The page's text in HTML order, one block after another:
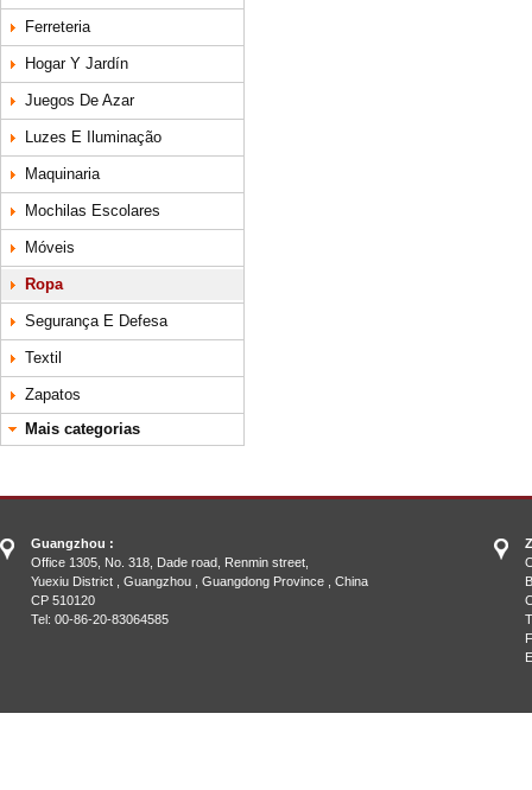
Ferreteria
Hogar Y Jardín
Juegos De Azar
Luzes E Iluminação
Maquinaria
Mochilas Escolares
Móveis
Ropa
Segurança E Defesa
Textil
Zapatos
Mais categorias
Guangzhou :
Office 1305, No. 318, Dade road, Renmin street,
Yuexiu District , Guangzhou , Guangdong Province , China
CP 510120
Tel: 00-86-20-83064585